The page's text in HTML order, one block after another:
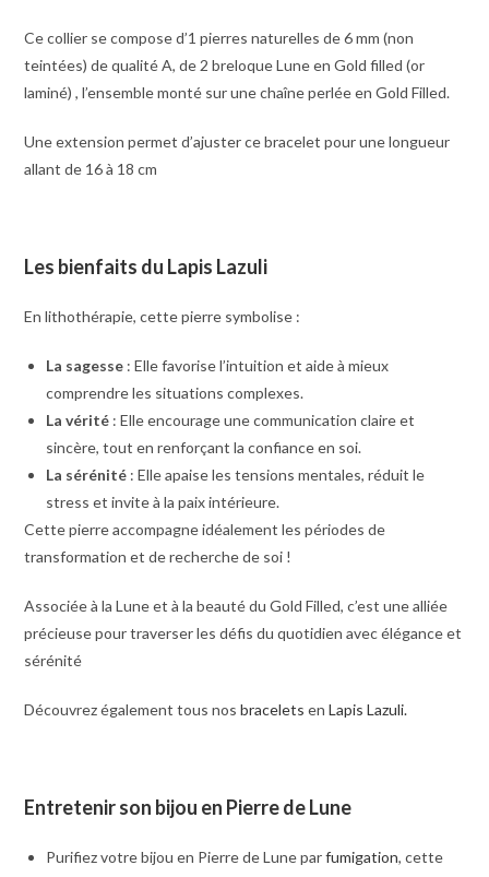
Ce collier se compose d’1 pierres naturelles de 6 mm (non
teintées) de qualité A, de 2 breloque Lune en Gold filled (or
laminé) , l’ensemble monté sur une chaîne perlée en Gold Filled.
Une extension permet d’ajuster ce bracelet pour une longueur
allant de 16 à 18 cm
Les bienfaits du Lapis Lazuli
En lithothérapie, cette pierre symbolise :
La sagesse : Elle favorise l’intuition et aide à mieux
comprendre les situations complexes.
La vérité : Elle encourage une communication claire et
sincère, tout en renforçant la confiance en soi.
La sérénité : Elle apaise les tensions mentales, réduit le
stress et invite à la paix intérieure.
Cette pierre accompagne idéalement les périodes de
transformation et de recherche de soi !
Associée à la Lune et à la beauté du Gold Filled, c’est une alliée
précieuse pour traverser les défis du quotidien avec élégance et
sérénité
Découvrez également tous nosbracelets enLapis Lazuli.
Entretenir son bijou en Pierre de Lune
Purifiez votre bijou en Pierre de Lune parfumigation, cette